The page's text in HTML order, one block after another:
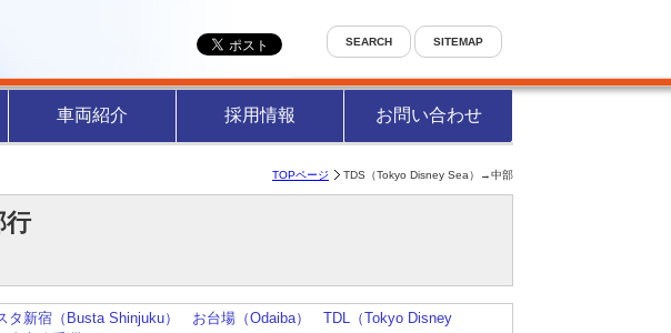
車両紹介 採用情報 お問い合わせ
SEARCH SITEMAP
TOPページ TDS（Tokyo Disney Sea）→中部
行
タ新宿（Busta Shinjuku） お台場（Odaiba）
TDL（Tokyo Disney